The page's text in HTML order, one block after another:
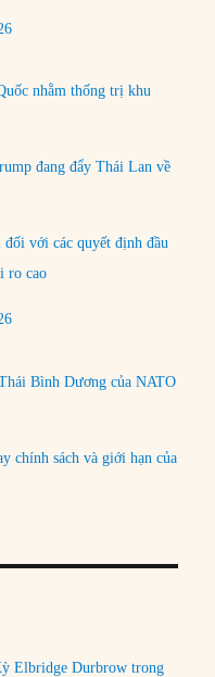
nhằm thống trị khu
đang đẩy Thái Lan về
với các quyết định đầu
ro cao
Bình Dương của NATO
chính sách và giới hạn của
Elbridge Durbrow trong